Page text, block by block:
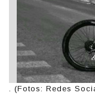
. (Fotos: Redes